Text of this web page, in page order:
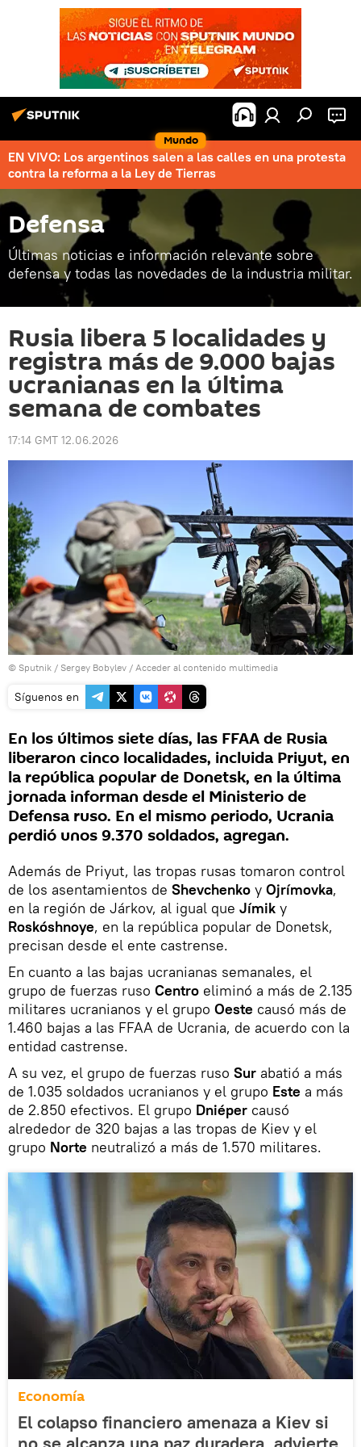
Mundo
EN VIVO: Los argentinos salen a las calles en una protesta
contra la reforma a la Ley de Tierras
Defensa
Últimas noticias e información relevante sobre
defensa y todas las novedades de la industria militar.
Rusia libera 5 localidades y
registra más de 9.000 bajas
ucranianas en la última
semana de combates
17:14 GMT 12.06.2026
© Sputnik / Sergey Bobylev / Acceder al contenido multimedia
Síguenos en
En los últimos siete días, las FFAA de Rusia
liberaron cinco localidades, incluida Priyut, en
la república popular de Donetsk, en la última
jornada informan desde el Ministerio de
Defensa ruso. En el mismo periodo, Ucrania
perdió unos 9.370 soldados, agregan.
Además de Priyut, las tropas rusas tomaron control
de los asentamientos de Shevchenko y Ojrímovka,
en la región de Járkov, al igual que Jímik y
Roskóshnoye, en la república popular de Donetsk,
precisan desde el ente castrense.
En cuanto a las bajas ucranianas semanales, el
grupo de fuerzas ruso Centro eliminó a más de 2.135
militares ucranianos y el grupo Oeste causó más de
1.460 bajas a las FFAA de Ucrania, de acuerdo con la
entidad castrense.
A su vez, el grupo de fuerzas ruso Sur abatió a más
de 1.035 soldados ucranianos y el grupo Este a más
de 2.850 efectivos. El grupo Dniéper causó
alrededor de 320 bajas a las tropas de Kiev y el
grupo Norte neutralizó a más de 1.570 militares.
Economía
El colapso financiero amenaza a Kiev si